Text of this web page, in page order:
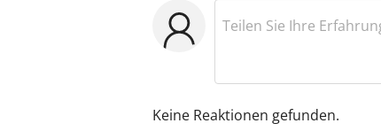
Keine Reaktionen gefunden.